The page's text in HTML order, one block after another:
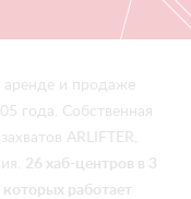
и продаже
года. Собственная
ARLIFTER,
26 хаб-центров в 3
работает